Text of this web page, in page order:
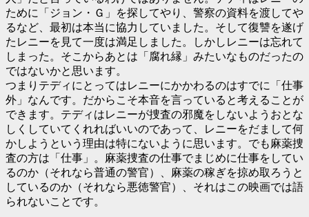
ために「ジョン・Ｇ」を探してやり、警察の資料を渡してや
るなど、最初は本当に協力していました。そして復讐を遂げ
たレニーを見て一度は満足しました。しかしレニーは忘れて
しまった。そこからあとは「腐れ縁」みたいなものだったの
ではないかと思います。
つまりテディにとってはレニーにかかわるのはすでに「仕事
外」なんです。だからこそ本音を言っていると考えることが
できます。テディはレニーが捜査の邪魔をしないようおとな
しくしていてくれればいいのであって、レニーをだまして何
かしようという理由は特にないように思います。でも麻薬捜
査の方は「仕事」。麻薬捜査の仕事でまじめに仕事をしてい
るのか（それなら普通の警官）、麻薬の稼ぎを掠め取ろうと
しているのか（それなら悪徳警官）、それはこの映画では語
られないことです。